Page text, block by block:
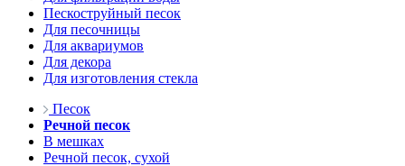
Пескоструйный песок
Для песочницы
Для аквариумов
Для декора
Для изготовления стекла
Песок
Речной песок
В мешках
Речной песок, сухой